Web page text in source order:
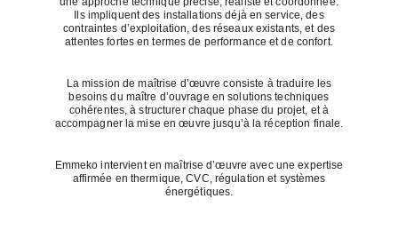
Ils impliquent des installations déjà en service, des
contraintes d’exploitation, des réseaux existants, et des
attentes fortes en termes de performance et de confort.
La mission de maîtrise d’œuvre consiste à traduire les
besoins du maître d’ouvrage en solutions techniques
cohérentes, à structurer chaque phase du projet, et à
accompagner la mise en œuvre jusqu’à la réception finale.
Emmeko intervient en maîtrise d’œuvre avec une expertise
affirmée en thermique, CVC, régulation et systèmes
énergétiques.